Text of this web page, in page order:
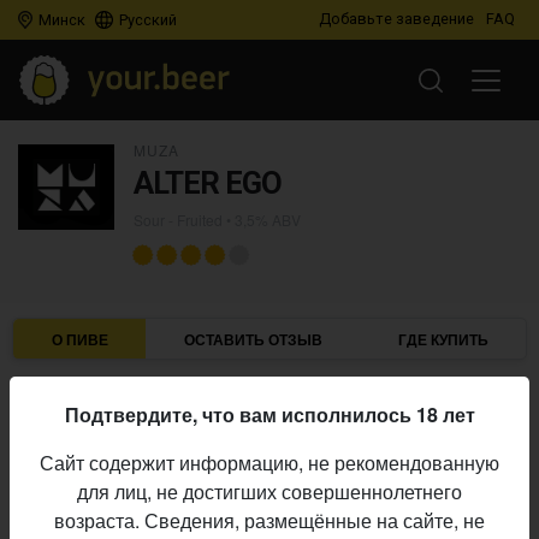
Минск Русский Добавьте заведение FAQ
ALTER EGO
О ПИВЕ ОСТАВИТЬ ОТЗЫВ ГДЕ КУПИТЬ
Пивоварня:
Алкоголь:
3,5%
Начало
выпуска:
29.06.2026
Подтвердите, что вам исполнилось 18 лет
Сайт содержит информацию, не рекомендованную
для лиц, не достигших совершеннолетнего
возраста. Сведения, размещённые на сайте, не